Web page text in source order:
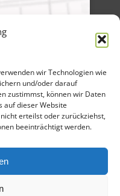
wir Technologien wie
und/oder darauf
zustimmst, können wir Daten
auf dieser Website
erteilst oder zurückziehst,
beeinträchtigt werden.